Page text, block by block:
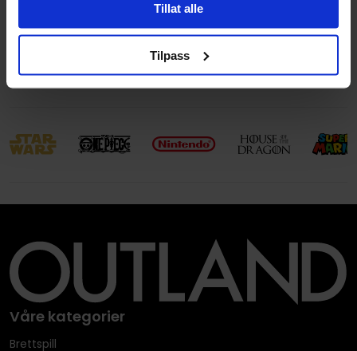
Tillat alle
Tilpass
Paperback
Språk
Leverandørstatus
Tilgjengelig
Våre kategorier
Brettspill